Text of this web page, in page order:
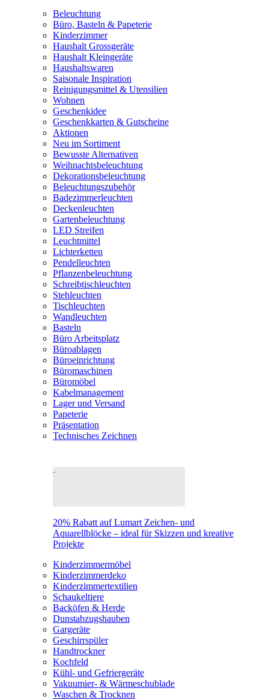
Beleuchtung
Büro, Basteln & Papeterie
Kinderzimmer
Haushalt Grossgeräte
Haushalt Kleingeräte
Haushaltswaren
Saisonale Inspiration
Reinigungsmittel & Utensilien
Wohnen
Geschenkidee
Geschenkkarten & Gutscheine
Aktionen
Neu im Sortiment
Bewusste Alternativen
Weihnachtsbeleuchtung
Dekorationsbeleuchtung
Beleuchtungszubehör
Badezimmerleuchten
Deckenleuchten
Gartenbeleuchtung
LED Streifen
Leuchtmittel
Lichterketten
Pendelleuchten
Pflanzenbeleuchtung
Schreibtischleuchten
Stehleuchten
Tischleuchten
Wandleuchten
Basteln
Büro Arbeitsplatz
Büroablagen
Büroeinrichtung
Büromaschinen
Büromöbel
Kabelmanagement
Lager und Versand
Papeterie
Präsentation
Technisches Zeichnen
20% Rabatt auf Lumart Zeichen- und
Aquarellblöcke – ideal für Skizzen und kreative
Projekte
Kinderzimmermöbel
Kinderzimmerdeko
Kinderzimmertextilien
Schaukeltiere
Backöfen & Herde
Dunstabzugshauben
Gargeräte
Geschirrspüler
Handtrockner
Kochfeld
Kühl- und Gefriergeräte
Vakuumier- & Wärmeschublade
Waschen & Trocknen